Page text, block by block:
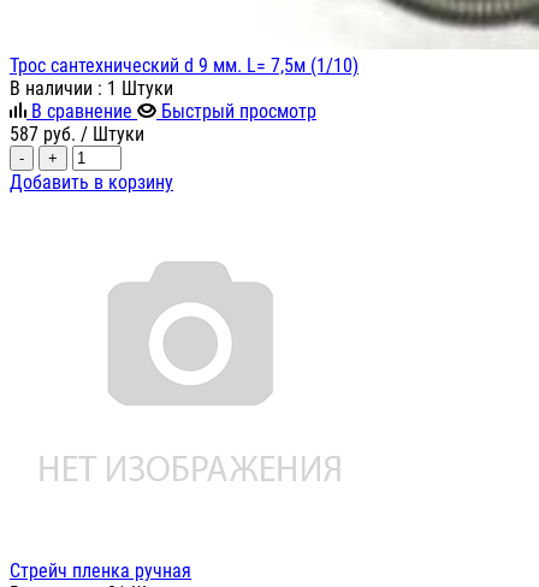
Трос сантехнический d 9 мм. L= 7,5м (1/10)
В наличии : 1 Штуки
В сравнение
Быстрый просмотр
587 руб. / Штуки
- +
Добавить в корзину
Стрейч пленка ручная